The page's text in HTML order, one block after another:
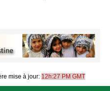
mise à jour: 12h:27 PM GMT